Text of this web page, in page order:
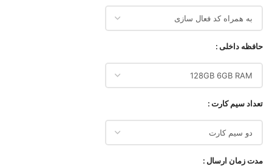
حافظه داخلی
تعداد سیم کارت
مدت زمان ارسال